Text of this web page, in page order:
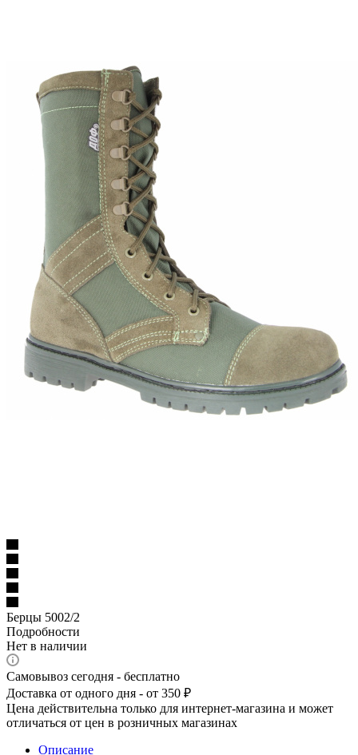
Берцы 5002/2
Подробности
Нет в наличии
Самовывоз сегодня - бесплатно
Доставка от одного дня - от 350 ₽
Цена действительна только для интернет-магазина и может
отличаться от цен в розничных магазинах
Описание